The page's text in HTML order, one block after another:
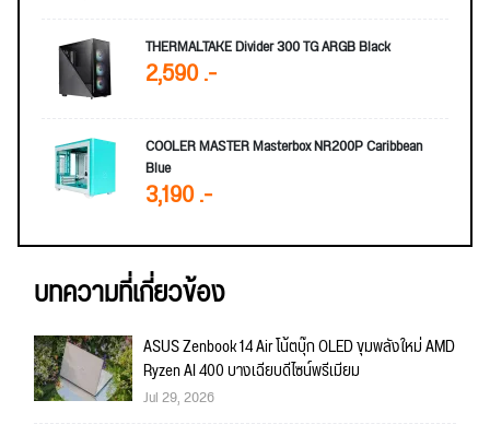
THERMALTAKE Divider 300 TG ARGB Black
2,590 .-
COOLER MASTER Masterbox NR200P Caribbean
Blue
3,190 .-
บทความที่เกี่ยวข้อง
ASUS Zenbook 14 Air โน้ตบุ๊ก OLED ขุมพลังใหม่ AMD
Ryzen AI 400 บางเฉียบดีไซน์พรีเมียม
Jul 29, 2026